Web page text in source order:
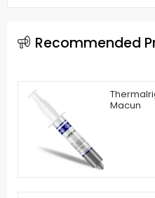
Recommended
Macun